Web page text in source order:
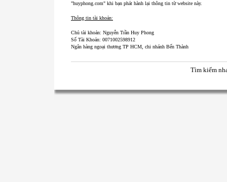
"huyphong.com" khi bạn phát hành lại thông tin từ website này.
Thông tin tài khoản:
Chủ tài khoản: Nguyễn Trần Huy Phong
Số Tài Khoản: 0071002598912
Ngân hàng ngoại thương TP HCM, chi nhánh Bến Thành
Tìm kiếm